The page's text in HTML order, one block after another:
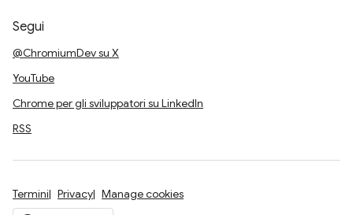
Segui
@ChromiumDev su X
YouTube
Chrome per gli sviluppatori su LinkedIn
RSS
Termini Privacy Manage cookies